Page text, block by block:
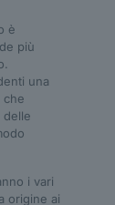
è
più
una
che
delle
i vari
origine ai